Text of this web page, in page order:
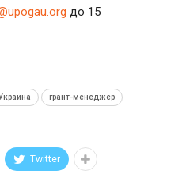
до 15
грант-менеджер
Twitter